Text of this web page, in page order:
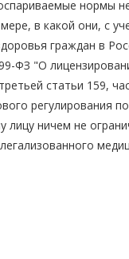
нормы
в какой они, с
граждан в
ФЗ "О
статьи 159,
регулирования
лицу ничем не